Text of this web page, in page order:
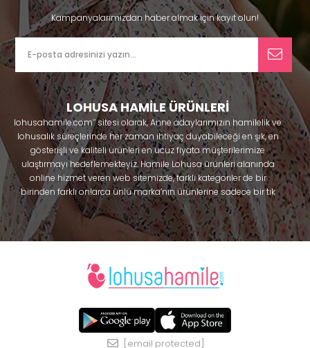
Kampanyalarımızdan haber almak için kayıt olun!
LOHUSA HAMİLE ÜRÜNLERİ
lohusahamile.com’’ sitesi olarak, Anne adaylarımızın hamilelik ve
lohusalık süreçlerinde her zaman ihtiyaç duyabileceği en şık, en
gösterişli ve kaliteli ürünleri en ucuz fiyata müşterilerimize
ulaştırmayı hedeflemekteyiz. Hamile Lohusa ürünleri alanında
online hizmet veren web sitemizde, farklı kategoriler de bir
birinden farklı onlarca ünlü marka’nın ürünlerine sadece bir tık
uzaklıkta olacaksınız. Hem hamilelik öncesi hem doğum sonrası
kullanabileceğiniz ürünler ile gebelik döneminizi huzur içinde
geçirmenize yardımcı olmaya çalışmaktayız. Annelerimizin
sabahlık, hamile pijama, hamile gecelik, Emzirme sütyeni,
Emzirme atleti, Lohusa taç ve terlik gibi ürünleri bir çok model
seçenekleriyle bir birinden güzel kombinler yaparak güven içinde
, Mecit, Tuba, Fc Fantasy, Feyza, Poleren, Anıl, Polkan,
Şahnur, Pijamis, miss mirella, alos, Rozalinda, Bone Club, Oyda,
Bambaşka, Polat yıldız, Aqua, Penye mood, Xses, Şule Onur, Free
[email protected]